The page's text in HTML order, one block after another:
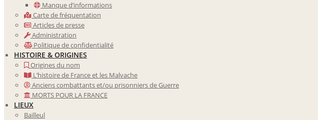
Manque d’informations
Carte de fréquentation
Articles de presse
Administration
Politique de confidentialité
HISTOIRE & ORIGINES
Origines du nom
L’histoire de France et les Malvache
Anciens combattants et/ou prisonniers de Guerre
MORTS POUR LA FRANCE
LIEUX
Bailleul